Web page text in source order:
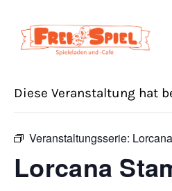
« Alle Veranstaltungen
Diese Veranstaltung hat
Veranstaltungsserie:
Lorcana